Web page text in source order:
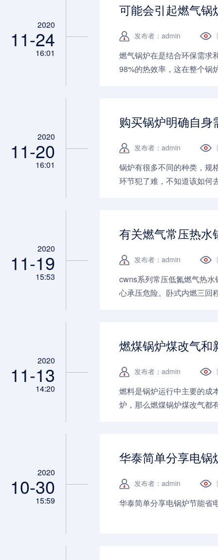
2020
11-24
16:01
可能会引起燃气锅
发布者：admin
燃气锅炉在是结合环保需求
98%的热效率，这在整个锅
2020
11-20
16:01
购买锅炉明确自身
发布者：admin
锅炉有很多不同的种类，规
环节犯了难，不知道该如何
2020
11-19
15:53
有关燃气常压热水
发布者：admin
cwns系列常压低氮燃气热
心承压危险。卧式内燃三回
教你几招。...
2020
11-13
14:20
燃煤锅炉煤改气和
发布者：admin
燃料是锅炉运行中主要的成
炉，那么燃煤锅炉煤改气都
2020
10-30
15:59
华泰简单分享电锅
发布者：admin
华泰简单分享电锅炉节能省